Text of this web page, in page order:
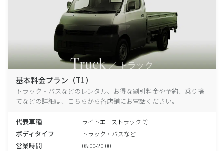
基本料金プラン（T1）
トラック・バスなどのレンタル、お得な割引料金や予約、乗り捨
てなどの詳細は、こちらから各店舗にお電話ください。
代表車種 ライトエーストラック 等
ボディタイプ トラック・バスなど
営業時間 08:00-20:00